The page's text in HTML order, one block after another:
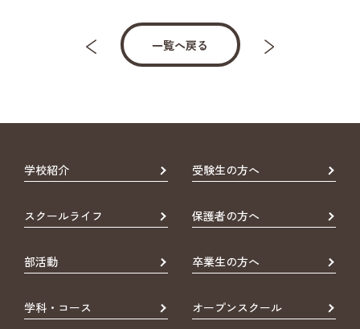
一覧へ戻る
学校紹介 受験生の方へ
スクールライフ 保護者の方へ
部活動 卒業生の方へ
学科・コース オープンスクール